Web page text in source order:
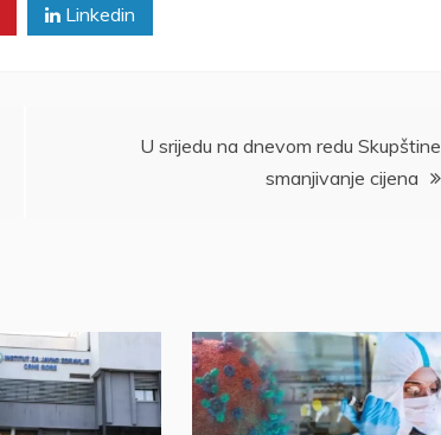
Linkedin
U srijedu na dnevom redu Skupštine
smanjivanje cijena